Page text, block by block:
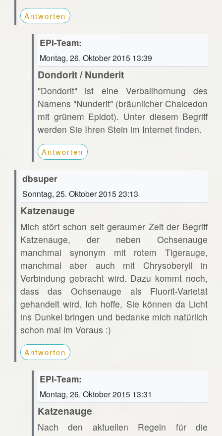
Antworten
EPI-Team:
Montag, 26. Oktober 2015 13:39
Dondorit / Nunderit
"Dondorit" ist eine Verballhornung des
Namens "Nunderit" (bräunlicher Chalcedon
mit grünem Epidot). Unter diesem Begriff
werden Sie Ihren Stein im Internet finden.
Antworten
dbsuper
Sonntag, 25. Oktober 2015 23:13
Katzenauge
Mich stört schon seit geraumer Zeit der Begriff
Katzenauge, der neben Ochsenauge
manchmal synonym mit rotem Tigerauge,
manchmal aber auch mit Chrysoberyll in
Verbindung gebracht wird. Dazu kommt noch,
dass das Ochsenauge als Fluorit-Varietät
gehandelt wird. Ich hoffe, Sie können da Licht
ins Dunkel bringen und bedanke mich natürlich
schon mal im Voraus :)
Antworten
EPI-Team:
Montag, 26. Oktober 2015 13:31
Katzenauge
Nach den aktuellen Regeln für die